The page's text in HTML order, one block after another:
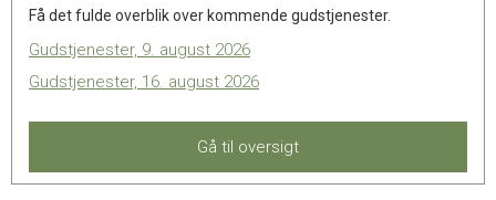
16.0:
Kontakt
Få det fulde overblik over kommende gudstjenester.
Gudstjenester, 9. august 2026
Gudstjenester, 16. august 2026
Gå til oversigt